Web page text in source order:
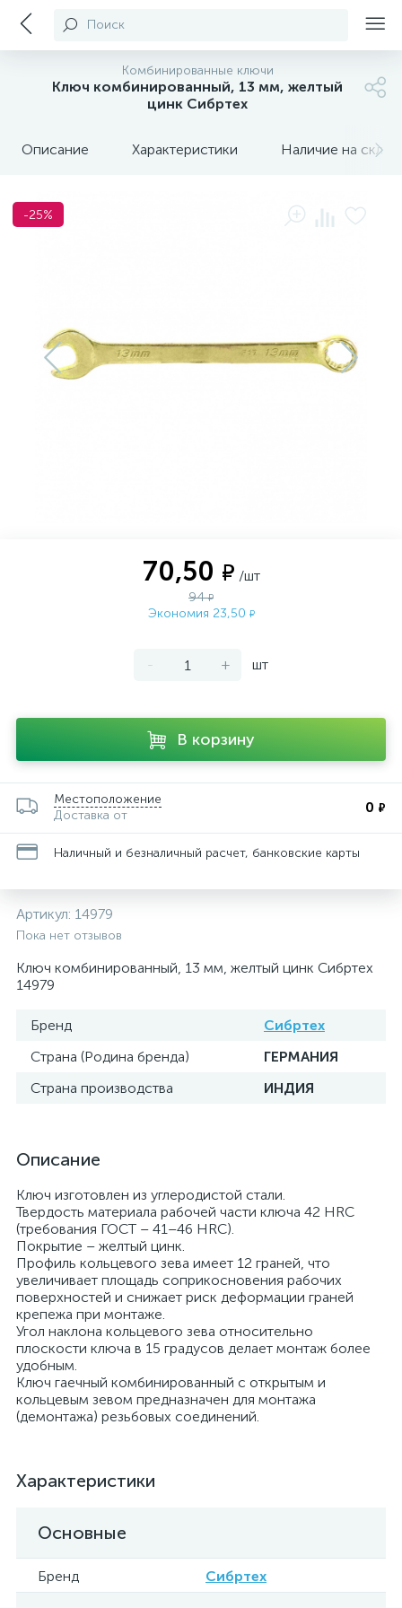
Поиск
Комбинированные ключи
Ключ комбинированный, 13 мм, желтый
цинк Сибртех
Описание Характеристики Наличие на
-25%
70,50 ₽ /шт
94₽
Экономия 23,50 ₽
- + шт
В корзину
Местоположение
Доставка от
0 ₽
Наличный и безналичный расчет, банковские карты
Артикул: 14979
Пока нет отзывов
Ключ комбинированный, 13 мм, желтый цинк Сибртех
14979
Бренд
Сибртех
Страна (Родина бренда)
ГЕРМАНИЯ
Страна производства
ИНДИЯ
Описание
Ключ изготовлен из углеродистой стали.
Твердость материала рабочей части ключа 42 HRC
(требования ГОСТ – 41–46 HRC).
Покрытие – желтый цинк.
Профиль кольцевого зева имеет 12 граней, что
увеличивает площадь соприкосновения рабочих
поверхностей и снижает риск деформации граней
крепежа при монтаже.
Угол наклона кольцевого зева относительно
плоскости ключа в 15 градусов делает монтаж более
удобным.
Ключ гаечный комбинированный с открытым и
кольцевым зевом предназначен для монтажа
(демонтажа) резьбовых соединений.
Характеристики
Основные
Бренд Сибртех